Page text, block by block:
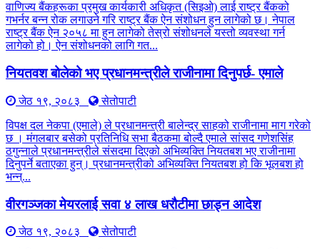
वाणिज्य बैंकहरूका प्रमुख कार्यकारी अधिकृत (सिइओ) लाई राष्ट्र बैंकको
गभर्नर बन्न रोक लगाउने गरि राष्ट्र बैंक ऐन संशोधन हुन लागेको छ। नेपाल
राष्ट्र बैंक ऐन २०५८ मा हुन लागेको तेस्रो संशोधनले यस्तो व्यवस्था गर्न
लागेको हो। ऐन संशोधनको लागि गत...
नियतवश बोलेको भए प्रधानमन्त्रीले राजीनामा दिनुपर्छ- एमाले
जेठ १९, २०८३
सेतोपाटी
विपक्ष दल नेकपा (एमाले) ले प्रधानमन्त्री बालेन्द्र साहको राजीनामा माग गरेको
छ । मंगलबार बसेको प्रतिनिधि सभा बैठकमा बोल्दै एमाले सांसद गणेशसिंह
ठगुन्नाले प्रधानमन्त्रीले संसदमा दिएको अभिव्यक्ति नियतबश भए राजीनामा
दिनुपर्ने बताएका हुन्। प्रधानमन्त्रीको अभिव्यक्ति नियतबश हो कि भूलबश हो
भन्न्...
वीरगञ्जका मेयरलाई सवा ४ लाख धरौटीमा छाड्न आदेश
जेठ १९, २०८३
सेतोपाटी